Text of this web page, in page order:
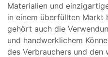
Materialien und
in einem überfüllten Markt
gehört auch die
und handwerklichem
des Verbrauchers und den